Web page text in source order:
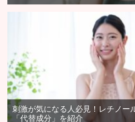
刺激が気になる人必見！レチノー
「代替成分」を紹介